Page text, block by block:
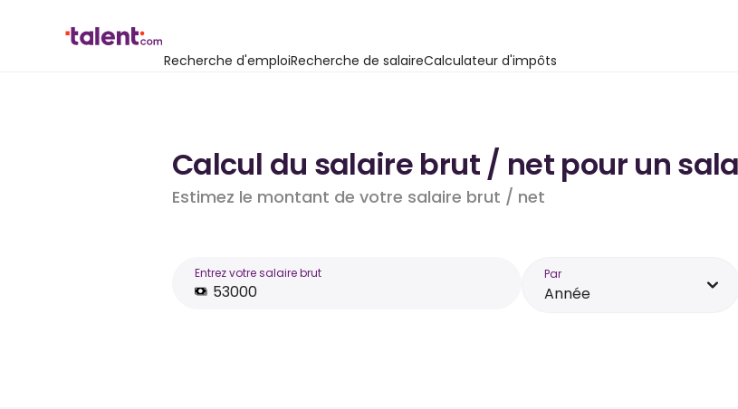
Recherche d'emploiRecherche de salaireCalculateur d'impôts
Calcul du salaire brut / net pour un
Estimez le montant de votre salaire brut / net
Entrez votre salaire brut Par
Année